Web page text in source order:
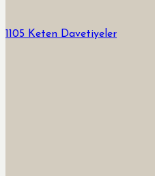
1105 Keten Davetiyeler